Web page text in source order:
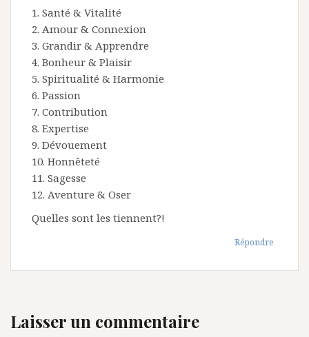
1. Santé & Vitalité
2. Amour & Connexion
3. Grandir & Apprendre
4. Bonheur & Plaisir
5. Spiritualité & Harmonie
6. Passion
7. Contribution
8. Expertise
9. Dévouement
10. Honnêteté
11. Sagesse
12. Aventure & Oser
Quelles sont les tiennent?!
Répondre
Laisser un commentaire